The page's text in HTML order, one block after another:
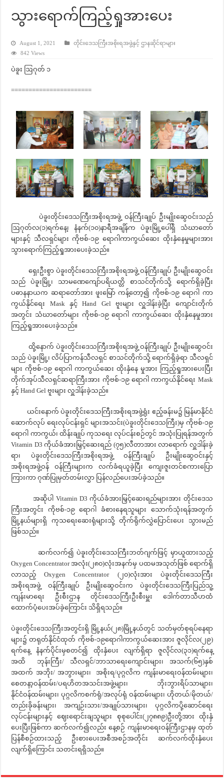
သွားရောက်ကြည့်ရှုအားပေး
August 1, 2021
တိုင်းဒေသကြီးအစိုးရအဖွဲ့နှင့် ဌာနဆိုင်ရာများ
842 Views
ပဲခူး ဩဂုတ် ၁
=======================
ပဲခူးတိုင်းဒေသကြီးအစိုးရအဖွဲ့ ဝန်ကြီးချုပ် ဦးမျိုးဆွေဝင်းသည်
ဩဂုတ်လ(၁)ရက်နေ့၊ နံနက်(၁၀)နာရီအချိန်က ပဲခူးမြို့ပေါ်ရှိ သံဃာတော်
များနှင့် သီလရှင်များ ကိုဗစ်-၁၉ ရောဂါကာကွယ်ဆေး ထိုးနှံနေမှုများအား
သွားရောက်ကြည့်ရှုအားပေးခဲ့သည်။
ရှေးဦးစွာ ပဲခူးတိုင်းဒေသကြီးအစိုးရအဖွဲ့ ဝန်ကြီးချုပ် ဦးမျိုးဆွေဝင်း
သည် ပဲခူးမြို့၊ သာမဏေကျော်ပရိယတ္တိ စာသင်တိုက်သို့ ရောက်ရှိခဲ့ပြီး
ပဓာနနာယက ဆရာတော်အား ဖူးမြော် ကန့်တော့၍ ကိုဗစ်-၁၉ ရောဂါ ကာ
ကွယ်နိုင်ရေး Mask နှင့် Hand Gel ဗူးများ လှူဒါန်းခဲ့ပြီး ကျောင်းတိုက်
အတွင်း သံဃာတော်များ ကိုဗစ်-၁၉ ရောဂါ ကာကွယ်ဆေး ထိုးနှံနေမှုအား
ကြည့်ရှုအားပေးခဲ့သည်။
ထို့နောက် ပဲခူးတိုင်းဒေသကြီးအစိုးရအဖွဲ့ ဝန်ကြီးချုပ် ဦးမျိုးဆွေဝင်း
သည် ပဲခူးမြို့၊ လိပ်ပြာကန်သီလရှင် စာသင်တိုက်သို့ ရောက်ရှိခဲ့ရာ သီလရှင်
များ ကိုဗစ်-၁၉ ရောဂါ ကာကွယ်ဆေး ထိုးနှံနေ မှုအား ကြည့်ရှုအားပေးပြီး
တိုက်အုပ်သီလရှင်ဆရာကြီးအား ကိုဗစ်-၁၉ ရောဂါ ကာကွယ်နိုင်ရေး Mask
နှင့် Hand Gel ဗူးများ လှူဒါန်းခဲ့သည်။
ယင်းနောက် ပဲခူးတိုင်းဒေသကြီးအစိုးရအဖွဲ့ရုံး ဧည့်ခန်းမ၌ မြန်မာနိုင်ငံ
ဆောက်လုပ် ရေးလုပ်ငန်းရှင် များအသင်း(ပဲခူးတိုင်းဒေသကြီး)မှ ကိုဗစ်-၁၉
ရောဂါ ကာကွယ်၊ ထိန်းချုပ် ကုသရေး လုပ်ငန်းစဉ်တွင် အသုံးပြုရန်အတွက်
Vitamin D3 ကိုယ်ခံအားမြှင့်ဆေးရည် (၇၅)လီတာအား လာရောက် လှူဒါန်းခဲ့
ရာ၊ ပဲခူးတိုင်းဒေသကြီးအစိုးရအဖွဲ့ ဝန်ကြီးချုပ် ဦးမျိုးဆွေဝင်းနှင့်
အစိုးရအဖွဲ့ဝန် ဝန်ကြီးများက လက်ခံရယူခဲ့ပြီး ကျေးဇူးတင်စကားပြော
ကြားကာ ဂုဏ်ပြုမှတ်တမ်းလွှာ ပြန်လည်ပေးအပ်ခဲ့သည်။
အဆိုပါ Vitamin D3 ကိုယ်ခံအားမြှင့်ဆေးရည်များအား တိုင်းဒေသ
ကြီးအတွင်း ကိုဗစ်-၁၉ ရောဂါ ခံစားနေရသူများ သောက်သုံးရန်အတွက်
မြို့နယ်များရှိ ကုသရေးဆေးရုံများသို့ တိုက်ရိုက်လွှဲပြောင်းပေး သွားမည်
ဖြစ်သည်။
ဆက်လက်၍ ပဲခူးတိုင်းဒေသကြီးဘတ်ဂျက်ဖြင့် မှာယူထားသည့်
Oxygen Concentrator အလုံး(၂၈၀)လုံးအနက်မှ ပထမအသုတ်ဖြစ် ရောက်ရှိ
လာသည့် Oxygen Concentrator (၂၀)လုံးအား ပဲခူးတိုင်းဒေသကြီး
အစိုးရအဖွဲ့ ဝန်ကြီးချုပ် ဦးမျိုးဆွေဝင်းက ပဲခူးတိုင်းဒေသကြီးပြည်သူ့
ကျန်းမာရေး ဦးစီးဌာန တိုင်းဒေသကြီးဦးစီးမှူး ဒေါက်တာသီဟထံ
ထောက်ပံ့ပေးအပ်ခဲ့ကြောင်း သိရှိရသည်။
ပဲခူးတိုင်းဒေသကြီးအတွင်းရှိ မြို့နယ်(၂၈)မြို့နယ်တွင် သတ်မှတ်စုရပ်နေရာ
များ၌ တရုတ်နိုင်ငံထုတ် ကိုဗစ်-၁၉ရောဂါကာကွယ်ဆေးအား ဇူလိုင်လ(၂၉)
ရက်နေ့ နံနက်ပိုင်းမှစတင်၍ ထိုးနှံပေး လျက်ရှိရာ ဇူလိုင်လ(၃၁)ရက်နေ့
အထိ ဘုန်းကြီး/ သီလရှင်/ဘာသာရေးကျောင်းများ၊ အသက်(၆၅)နှစ်
အထက် အဘိုး/ အဘွားများ၊ အစိုးရ/ပုဂ္ဂလိက ကျန်းမာရေးဝန်ထမ်းများ၊
စေတနာ့ဝန်ထမ်း/ပရဟိတအသင်းအဖွဲ့များ၊ ဘိုးဘွားရိပ်သာများ၊
နိုင်ငံဝန်ထမ်းများ၊ ပုဂ္ဂလိကစက်ရုံ/အလုပ်ရုံ ဝန်ထမ်းများ၊ ဟိုတယ်/မိုတယ်/
တည်းခိုခန်းများ၊ အကျဉ်းသား/အချုပ်သားများ၊ ပုဂ္ဂလိကပို့ဆောင်ရေး
လုပ်ငန်းများနှင့် ဈေးရောင်းချသူများ စုစုပေါင်း(၂၇၈၈၉)ဦးတို့အား ထိုးနှံ
ပေးပြီးဖြစ်ကာ ဆက်လက်၍လည်း နေ့စဉ် ကျန်းမာရေးဝန်ကြီးဌာနမှ ထုတ်
ပြန်စီစဉ်ထားသည့် ဦးစားပေးအစီအစဉ်အတိုင်း ဆက်လက်ထိုးနှံပေး
လျက်ရှိကြောင်း သတင်းရရှိသည်။